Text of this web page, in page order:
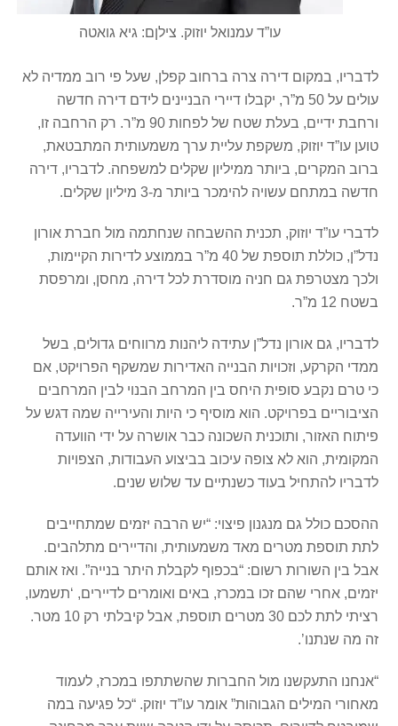
עו”ד עמנואל יוזוק. צילןם: גיא גואטה
לדבריו, במקום דירה צרה ברחוב קפלן, שעל פי רוב ממדיה לא
עולים על 50 מ”ר, יקבלו דיירי הבניינים לידם דירה חדשה
ורחבת ידיים, בעלת שטח של לפחות 90 מ”ר. רק הרחבה זו,
טוען עו”ד יוזוק, משקפת עליית ערך משמעותית המתבטאת,
ברוב המקרים, ביותר ממיליון שקלים למשפחה. לדבריו, דירה
חדשה במתחם עשויה להימכר ביותר מ-3 מיליון שקלים.
לדברי עו”ד יוזוק, תכנית ההשבחה שנחתמה מול חברת אורון
נדל”ן, כוללת תוספת של 40 מ”ר בממוצע לדירות הקיימות,
ולכך מצטרפת גם חניה מוסדרת לכל דירה, מחסן, ומרפסת
בשטח 12 מ”ר.
לדבריו, גם אורון נדל”ן עתידה ליהנות מרווחים גדולים, בשל
ממדי הקרקע, וזכויות הבנייה האדירות שמשקף הפרויקט, אם
כי טרם נקבע סופית היחס בין המרחב הבנוי לבין המרחבים
הציבוריים בפרויקט. הוא מוסיף כי היות והעירייה שמה דגש על
פיתוח האזור, ותוכנית השכונה כבר אושרה על ידי הוועדה
המקומית, הוא לא צופה עיכוב בביצוע העבודות, הצפויות
לדבריו להתחיל בעוד כשנתיים עד שלוש שנים.
ההסכם כולל גם מנגנון פיצוי: “יש הרבה יזמים שמתחייבים
לתת תוספת מטרים מאד משמעותית, והדיירים מתלהבים.
אבל בין השורות רשום: “בכפוף לקבלת היתר בנייה”. ואז אותם
יזמים, אחרי שהם זכו במכרז, באים ואומרים לדיירים, ‘תשמעו,
רציתי לתת לכם 30 מטרים תוספת, אבל קיבלתי רק 10 מטר.
זה מה שנתנו’.
“אנחנו התעקשנו מול החברות שהשתתפו במכרז, לעמוד
מאחורי המילים הגבוהות” אומר עו”ד יוזוק. “כל פגיעה במה